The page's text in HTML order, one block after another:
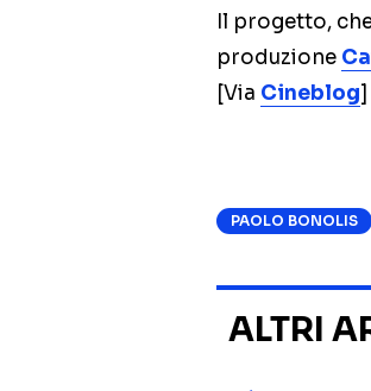
Il progetto,
produzione
[Via Cineblog]
PAOLO BONOLIS
ALTRI